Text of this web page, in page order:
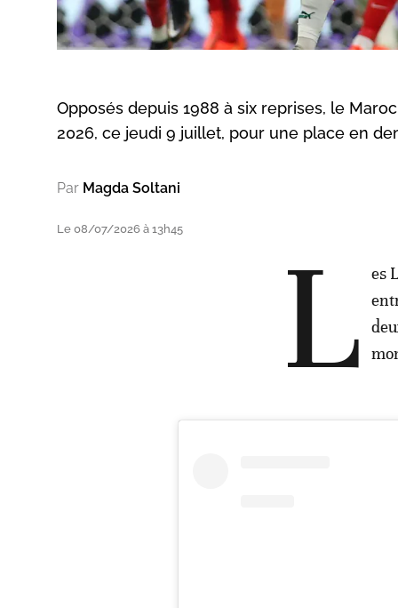
Opposés depuis 1988 à six reprises, le
2026, ce jeudi 9 juillet, pour une place en
Par Magda Soltani
Le 08/07/2026 à 13h45 L
es